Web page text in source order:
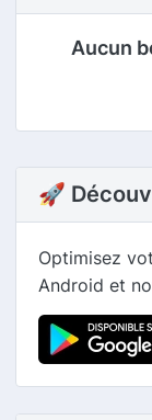
Aucun
🚀
Optimisez
Android et